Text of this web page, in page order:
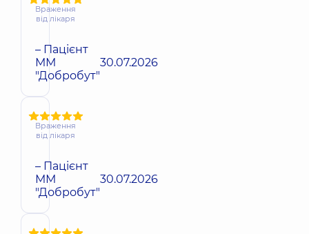
Враження
від лікаря
– Пацієнт
ММ
"Добробут"
30.07.2026
Враження
від лікаря
– Пацієнт
ММ
"Добробут"
30.07.2026